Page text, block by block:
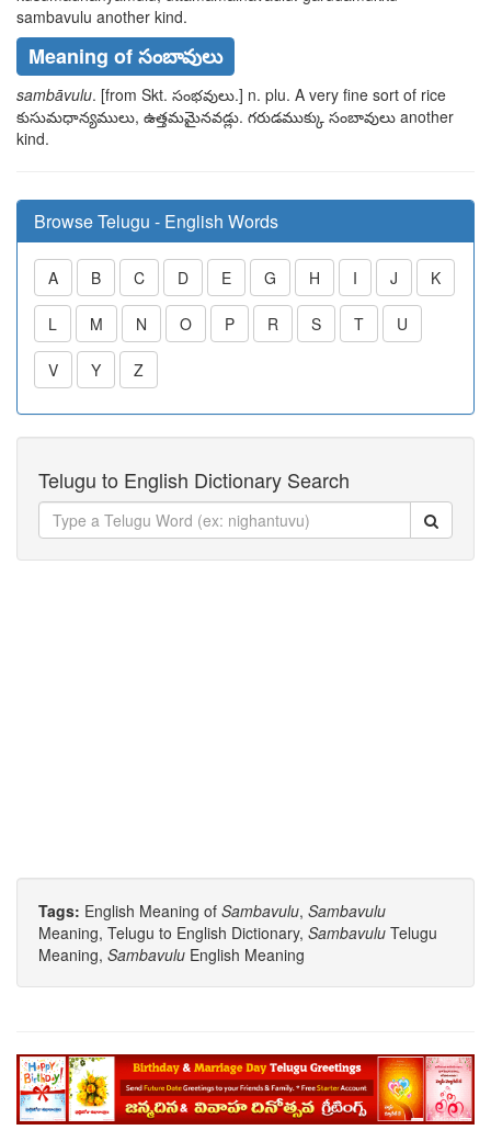
sambavulu another kind.
Meaning of సంబావులు
sambāvulu. [from Skt. సంభవులు.] n. plu. A very fine sort of rice
కుసుమధాన్యములు, ఉత్తమమైనవడ్లు. గరుడముక్కు సంబావులు another
kind.
Browse Telugu - English Words
A B C D E G H I J K
L M N O P R S T U
V Y Z
Telugu to English Dictionary Search
Tags: English Meaning of Sambavulu, Sambavulu
Meaning, Telugu to English Dictionary, Sambavulu Telugu
Meaning, Sambavulu English Meaning